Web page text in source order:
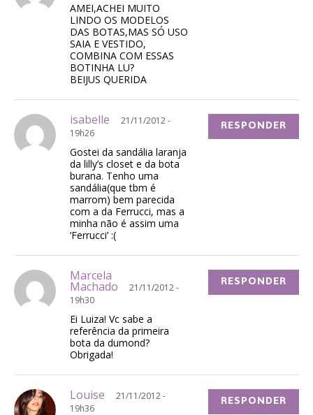
AMEI,ACHEI MUITO
LINDO OS MODELOS
DAS BOTAS,MAS SÓ USO
SAIA E VESTIDO,
COMBINA COM ESSAS
BOTINHA LU?
BEIJUS QUERIDA
isabelle
21/11/2012 -
19h26
Gostei da sandália laranja
da lilly’s closet e da bota
burana. Tenho uma
sandália(que tbm é
marrom) bem parecida
com a da Ferrucci, mas a
minha não é assim uma
‘Ferrucci’ :(
RESPONDER
Marcela
Machado
21/11/2012 -
19h30
Ei Luiza! Vc sabe a
referência da primeira
bota da dumond?
Obrigada!
RESPONDER
Louise
21/11/2012 -
19h36
RESPONDER